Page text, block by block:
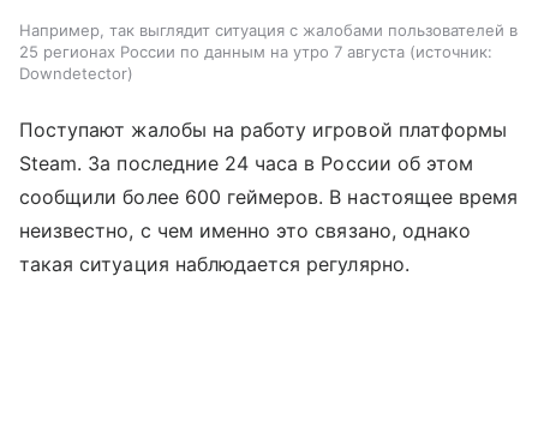
Например, так выглядит ситуация с жалобами пользователей в
25 регионах России по данным на утро 7 августа
источник:
Downdetector
Поступают жалобы на работу игровой платформы
Steam. За последние 24 часа в России об этом
сообщили более 600 геймеров. В настоящее время
неизвестно, с чем именно это связано, однако
такая ситуация наблюдается регулярно.